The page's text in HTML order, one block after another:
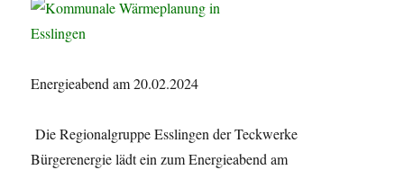
Energieabend am 20.02.2024
Die Regionalgruppe Esslingen der Teckwerke
Bürgerenergie lädt ein zum Energieabend am